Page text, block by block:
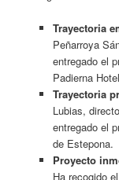
Trayectoria
Peñarroya
entregado el
Padierna
Trayectoria
Lubias,
entregado el
de Estepona.
Proyecto
Ha recogido